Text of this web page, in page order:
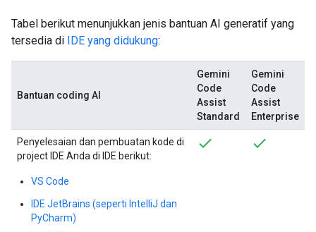
Tabel berikut menunjukkan jenis bantuan AI generatif yang
tersedia di IDE yang didukung:
Bantuan coding AI
Gemini
Code
Assist
Standard
Gemini
Code
Assist
Enterprise
Penyelesaian dan pembuatan kode di
project IDE Anda di IDE berikut:
VS Code
IDE JetBrains (seperti IntelliJ dan
PyCharm)